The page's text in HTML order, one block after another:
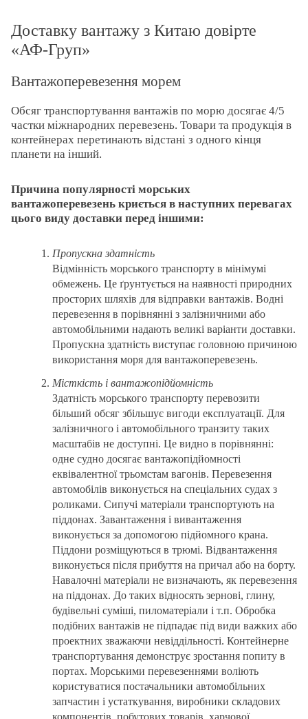
Доставку вантажу з Китаю довірте
«АФ-Груп»
Вантажоперевезення морем
Обсяг транспортування вантажів по морю досягає 4/5
частки міжнародних перевезень. Товари та продукція в
контейнерах перетинають відстані з одного кінця
планети на інший.
Причина популярності морських
вантажоперевезень криється в наступних перевагах
цього виду доставки перед іншими:
Пропускна здатність
Відмінність морського транспорту в мінімумі
обмежень. Це ґрунтується на наявності природних
просторих шляхів для відправки вантажів. Водні
перевезення в порівнянні з залізничними або
автомобільними надають великі варіанти доставки.
Пропускна здатність виступає головною причиною
використання моря для вантажоперевезень.
Місткість і вантажопідйомність
Здатність морського транспорту перевозити
більший обсяг збільшує вигоди експлуатації. Для
залізничного і автомобільного транзиту таких
масштабів не доступні. Це видно в порівнянні:
одне судно досягає вантажопідйомності
еквівалентної трьомстам вагонів. Перевезення
автомобілів виконується на спеціальних судах з
роликами. Сипучі матеріали транспортують на
піддонах. Завантаження і вивантаження
виконується за допомогою підйомного крана.
Піддони розміщуються в трюмі. Відвантаження
виконується після прибуття на причал або на борту.
Навалочні матеріали не визначають, як перевезення
на піддонах. До таких відносять зернові, глину,
будівельні суміші, пиломатеріали і т.п. Обробка
подібних вантажів не підпадає під види важких або
проектних зважаючи невіддільності. Контейнерне
транспортування демонструє зростання попиту в
портах. Морськими перевезеннями воліють
користуватися постачальники автомобільних
запчастин і устаткування, виробники складових
компонентів, побутових товарів, харчової